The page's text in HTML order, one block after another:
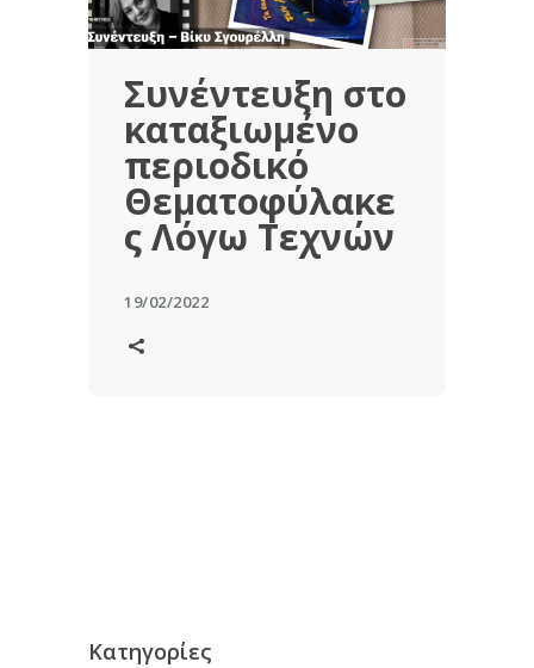
Συνέντευξη στο
καταξιωμένο
περιοδικό
Θεματοφύλακε
ς Λόγω Τεχνών
19/02/2022
Kατηγορίες